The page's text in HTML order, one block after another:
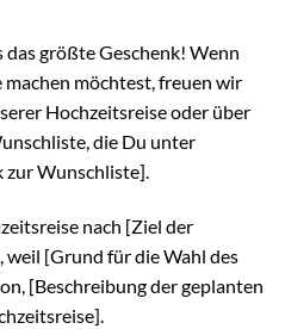
größte Geschenk! Wenn
möchtest, freuen wir
Hochzeitsreise oder über
die Du unter
zur Wunschliste].
nach [Ziel der
[Grund für die Wahl des
[Beschreibung der geplanten